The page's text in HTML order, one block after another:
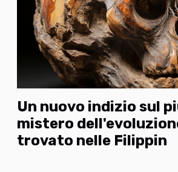
Un nuovo indizio sul
mistero
trovato nelle Filippin